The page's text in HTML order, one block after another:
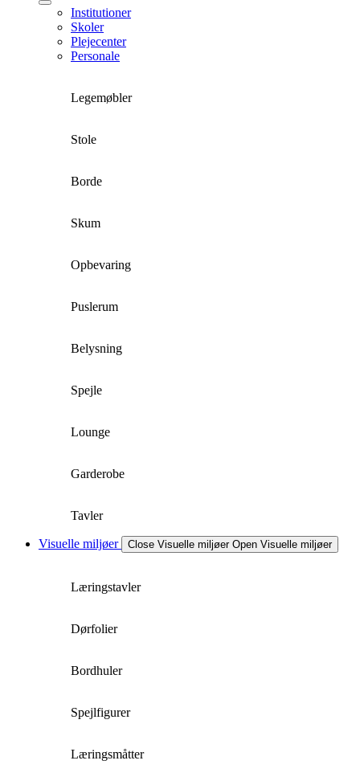
Institutioner
Skoler
Plejecenter
Personale
Legemøbler
Stole
Borde
Skum
Opbevaring
Puslerum
Belysning
Spejle
Lounge
Garderobe
Tavler
Visuelle miljøer Close Visuelle miljøer Open Visuelle miljøer
Læringstavler
Dørfolier
Bordhuler
Spejlfigurer
Læringsmåtter